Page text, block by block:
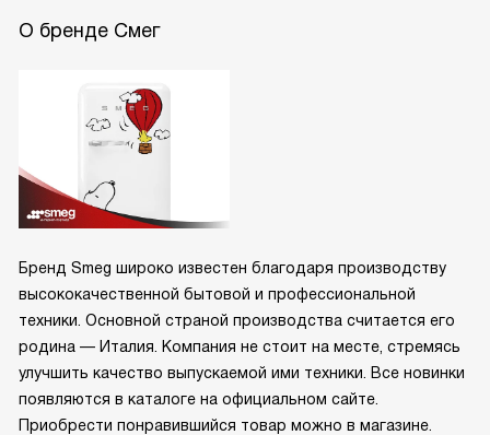
О бренде Смег
Бренд Smeg широко известен благодаря производству
высококачественной бытовой и профессиональной
техники. Основной страной производства считается его
родина — Италия. Компания не стоит на месте, стремясь
улучшить качество выпускаемой ими техники. Все новинки
появляются в каталоге на официальном сайте.
Приобрести понравившийся товар можно в магазине.